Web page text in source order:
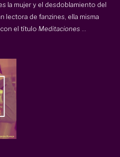
la mujer y el desdoblamiento del
lectora de fanzines, ella misma
el título Meditaciones ...